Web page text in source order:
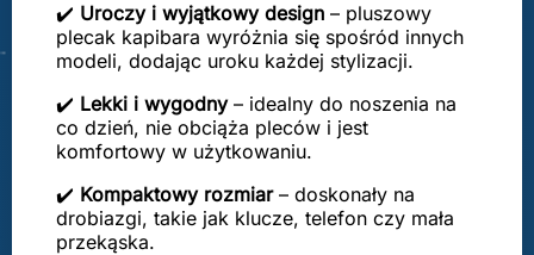
✔️ Uroczy i wyjątkowy design – pluszowy
plecak kapibara wyróżnia się spośród innych
modeli, dodając uroku każdej stylizacji.
✔️ Lekki i wygodny– idealny do noszenia na
co dzień, nie obciąża pleców i jest
komfortowy w użytkowaniu.
✔️ Kompaktowy rozmiar– doskonały na
drobiazgi, takie jak klucze, telefon czy mała
przekąska.